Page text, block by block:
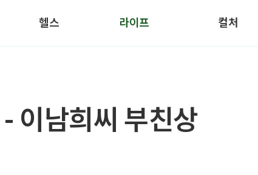
헬스 라이프 컬처
이남희씨 부친상